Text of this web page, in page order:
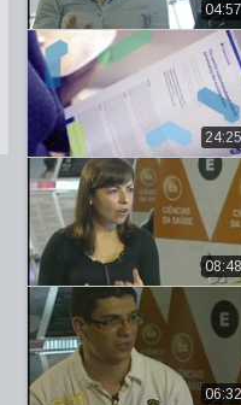
04:57
24:25
08:48
06:32